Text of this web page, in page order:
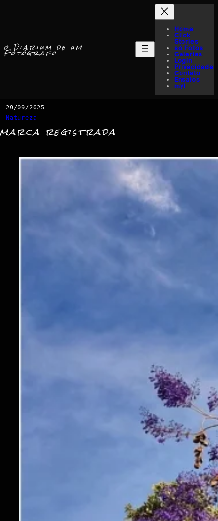
o Diarium de um
Fotógrafo
Home
Click
Stories
só Fotos
Galerias
Login
Privacidade
Contato
Ensaios
myI
29/09/2025
Natureza
marca registrada